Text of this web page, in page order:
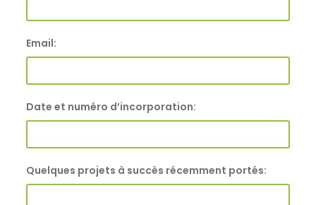
Email:
Date et numéro d’incorporation:
Quelques projets à succès récemment portés: